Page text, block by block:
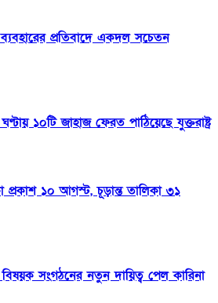
প্রতিবাদে একদল সচেতন
১০টি জাহাজ ফেরত পাঠিয়েছে যুক্তরাষ্ট্র
প্রকাশ ১০ আগস্ট, চূড়ান্ত তালিকা ৩১
সংগঠনের নতুন দায়িত্ব পেল কারিনা